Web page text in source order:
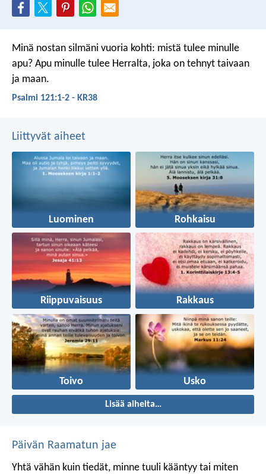
Minä nostan silmäni vuoria kohti: mistä tulee minulle
apu? Apu minulle tulee Herralta, joka on tehnyt taivaan
ja maan.
Psalmi 121:1-2 - KR38
Liittyvät aiheet
Luominen Rohkaisu
Riippuvaisuus Rakkaus
Toivo Usko
Lisää aiheita…
Päivän Raamatun jae
Yhtä vähän kuin tiedät, minne tuuli kääntyy tai miten